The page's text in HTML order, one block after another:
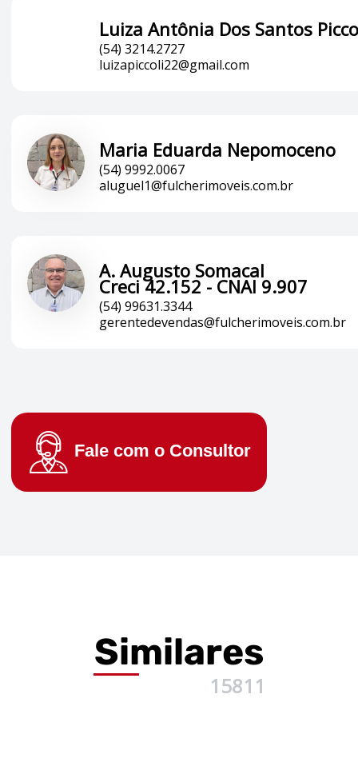
Luiza Antônia Dos Santos
(54) 3214.2727
luizapiccoli22@gmail.com
Maria Eduarda Nepomoceno
(54) 9992.0067
aluguel1@fulcherimoveis.com.br
A. Augusto Somacal
Creci 42.152 - CNAI 9.907
(54) 99631.3344
gerentedevendas@fulcherimoveis.com.br
Fale com o Consultor
Similares
15811